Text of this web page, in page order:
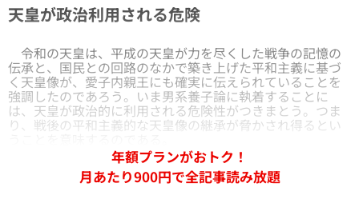
天皇が政治利用される危険
令和の天皇は、平成の天皇が力を尽くした戦争の記憶の
伝承と、国民との回路のなかで築き上げた平和主義に基づ
く天皇像が、愛子内親王にも確実に伝えられていることを
強調したのであろう。いま男系養子論に執着することに
は、天皇が政治的に利用される危険性がつきまとう。つま
り、戦後の平和主義的な天皇像の継承が脅かされ得るとい
年額プランがおトク！
月あたり900円で全記事読み放題